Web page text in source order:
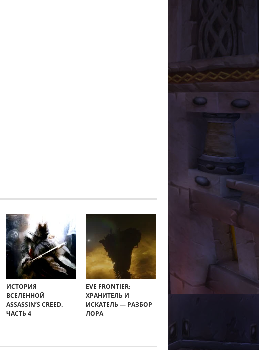
ИСТОРИЯ
ВСЕЛЕННОЙ
ASSASSIN’S CREED.
ЧАСТЬ 4
EVE FRONTIER:
ХРАНИТЕЛЬ И
ИСКАТЕЛЬ — РАЗБОР
ЛОРА